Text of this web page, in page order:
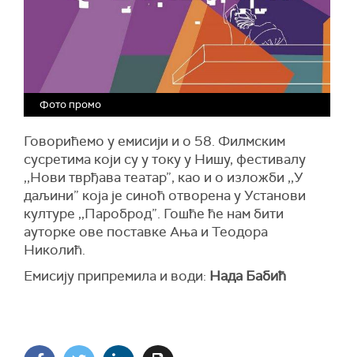
Фото промо
Говорићемо у емисији и о 58. Филмским
сусретима који су у току у Нишу, фестивалу
,,Нови тврђава театар”, као и о изложби ,,У
даљини” која је синоћ отворена у Установи
културе ,,Пароброд”. Гошће ће нам бити
ауторке ове поставке Ања и Теодора
Николић.
Емисију припремила и води: Нада Бабић